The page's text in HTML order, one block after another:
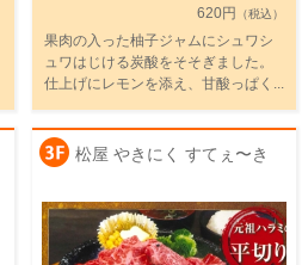
620円 （税込）
果肉の入った柚子ジャムにシュワシ
ュワはじける炭酸をそそぎました。
仕上げにレモンを添え、甘酸っぱく...
松屋 やきにく すてぇ〜き